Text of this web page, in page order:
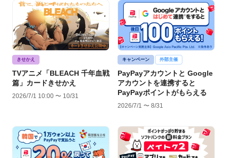
きせかえ
TVアニメ「BLEACH 千年血戦
篇」カードきせかえ
2026/7/1 10:00 〜 10/31
キャンペーン 外部主催
PayPayアカウントと Google
アカウントを連携すると
PayPayポイントがもらえる
2026/7/1 〜 8/31